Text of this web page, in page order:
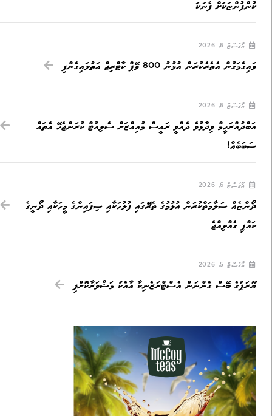
ކުންފުންޏަކަށް ފެނަކަ
އޯގަސްޓް 6, 2026
ވައިގެމަގުން އެތެރެކުރަން އުޅުނު 800 ވޭޕް ކާޓްރިޖް އަތުލައިގެންފި
އޯގަސްޓް 6, 2026
އަބްދުއްރަހީމް ވިދާޅުވެ ދެއްވީ ރައީސް މުއިއްޒަށް ސެލިއުޓް ކުރަންޖެހޭ އެތައް
ސަބަބެއް!
އޯގަސްޓް 6, 2026
ދޯންޏެއް ސަލާމަތްކުރަން އުޅުމުގެ ތެރޭގައި ފުލުހަކާއި ސިފައިންގެ މީހަކާއި ދޯނީގެ
ކައްޕި ގެއްލިއްޖެ
އޯގަސްޓް 5, 2026
ޔޫރަޕުގެ ބޭސް ގެންނަން އެސްޓްރަޒެނިކާ އާއެކު މަޝްވަރާކޮށްފި